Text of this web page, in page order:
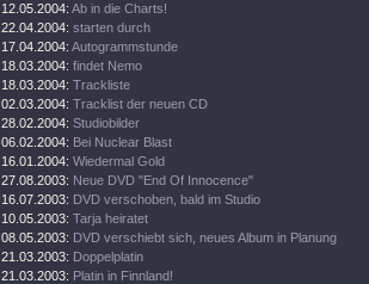
12.05.2004: Ab in die Charts!
22.04.2004: starten durch
17.04.2004: Autogrammstunde
18.03.2004: findet Nemo
18.03.2004: Trackliste
02.03.2004: Tracklist der neuen CD
28.02.2004: Studiobilder
06.02.2004: Bei Nuclear Blast
16.01.2004: Wiedermal Gold
27.08.2003: Neue DVD "End Of Innocence"
16.07.2003: DVD verschoben, bald im Studio
10.05.2003: Tarja heiratet
08.05.2003: DVD verschiebt sich, neues Album in Planung
21.03.2003: Doppelplatin
21.03.2003: Platin in Finnland!